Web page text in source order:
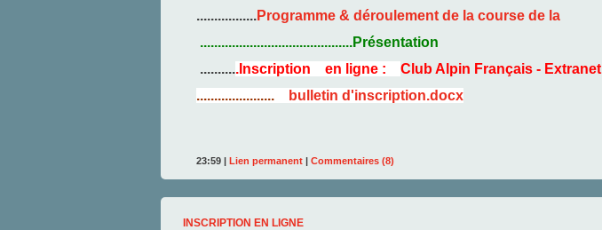
.................Programme & déroulement de la course de la
...........................................Présentation
...........Inscription en ligne : Club Alpin Français - Extranet
......................
bulletin d'inscription.docx
23:59 | Lien permanent | Commentaires (8)
INSCRIPTION EN LIGNE